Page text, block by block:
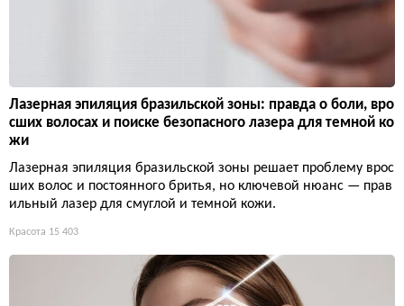
Лазерная эпиляция бразильской зоны: правда о боли, вро
сших волосах и поиске безопасного лазера для темной ко
жи
Лазерная эпиляция бразильской зоны решает проблему врос
ших волос и постоянного бритья, но ключевой нюанс — прав
ильный лазер для смуглой и темной кожи.
Красота 15 403